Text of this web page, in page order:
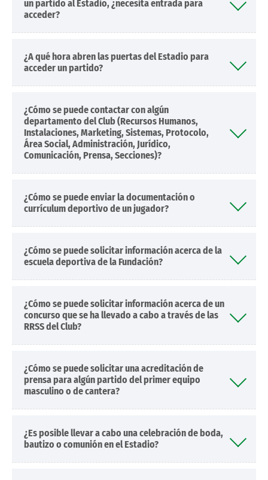
un partido al Estadio, ¿necesita entrada para
acceder?
¿A qué hora abren las puertas del Estadio para
acceder un partido?
¿Cómo se puede contactar con algún
departamento del Club (Recursos Humanos,
Instalaciones, Marketing, Sistemas, Protocolo,
Área Social, Administración, Jurídico,
Comunicación, Prensa, Secciones)?
¿Cómo se puede enviar la documentación o
currículum deportivo de un jugador?
¿Cómo se puede solicitar información acerca de la
escuela deportiva de la Fundación?
¿Cómo se puede solicitar información acerca de un
concurso que se ha llevado a cabo a través de las
RRSS del Club?
¿Cómo se puede solicitar una acreditación de
prensa para algún partido del primer equipo
masculino o de cantera?
¿Es posible llevar a cabo una celebración de boda,
bautizo o comunión en el Estadio?